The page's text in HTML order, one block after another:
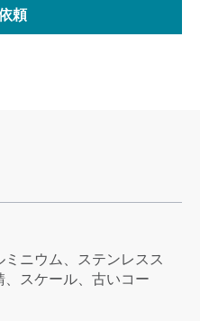
頼
ニウム、ステンレスス
スケール、古いコー